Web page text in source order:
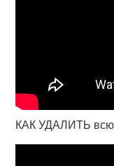
КАК УДАЛИТЬ всю